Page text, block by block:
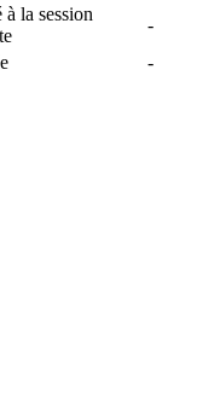
à la session
-
-